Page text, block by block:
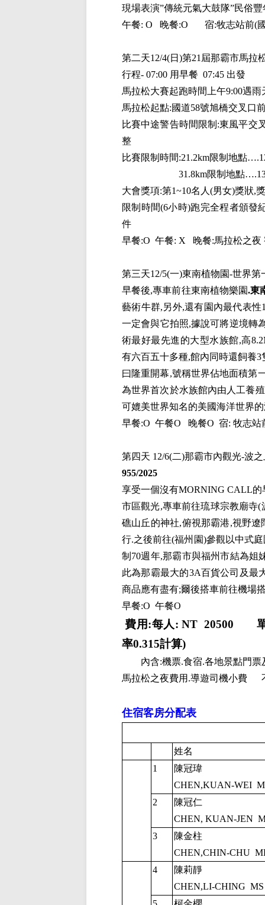
現場表演”傳統元氣大鼓隊”民俗
午餐: O 晚餐:O 宿:牧志站前(
第二天12/4(日 )第21 屆那霸市馬拉
行程- 07:00 用早餐 07:45 出發
馬拉松大賽起跑時間上午9:00遇雨
馬拉松起點:國道58號旭橋交叉口
比賽中途警告時間限制 :東風平交
整
比賽限制時間:21.2km限制地點
31.8km限制地點
大會獎項:第1~10名人 (男女)獎狀,
限制時間(6小時)跑完全程者頒發
件
早餐:O 午餐: X 晚餐:馬拉松之夜
第三天12/5(一)東南植物園-世界第
早餐後,專車前往東南植物樂園.東
藝術牛群,另外,還有園內最代表性
一定會與它拍照,據說可將逆境轉
術最好最先進的大型水族館,高
有六百五十多種,館內同時還飼養3
曰隆重開幕,號稱世界佔地面積第
為世界首次於水族館內由人工養
可媲美世界知名的美國海洋世界
早餐:O 午餐O 晚餐O 宿: 牧志站
第四天 12/6(二)那霸市內觀光-波
955/2025
享受一個沒有MORNING CALL的
市區觀光,專車前往琉球宗教廟寺(
礁山丘的神社,俯視那霸港,視野遼
行.之後前往(福州園)參觀以中式
制70週年,那霸市與福州市結為姐
此為那霸最大的3A百貨公司及最
商品應有盡有;爾後搭車前往機場
早餐:O 午餐O
費用:每人 : NT 20500
率0.315計算)
內含:機票.食宿.各地景點門票
馬拉松之夜費用 .導遊司機小費
住宿客房分配表
姓名
1
陳冠瑋
CHEN,KUAN-WEI
2
陳冠仁
CHEN, KUAN-JEN
3
陳金柱
CHEN,CHIN-CHU
4
陳莉靜
CHEN,LI-CHING MS